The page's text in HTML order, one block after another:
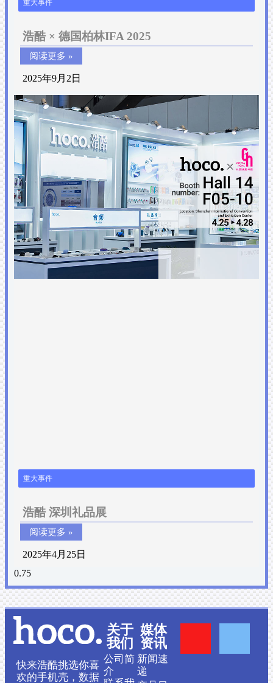
重大事件
浩酷 × 德国柏林IFA 2025
阅读更多 »
2025年9月2日
重大事件
浩酷 深圳礼品展
阅读更多 »
2025年4月25日
快来浩酷挑选你喜
欢的手机壳，数据
关于
我们
公司简
介
媒体
资讯
新闻速
递